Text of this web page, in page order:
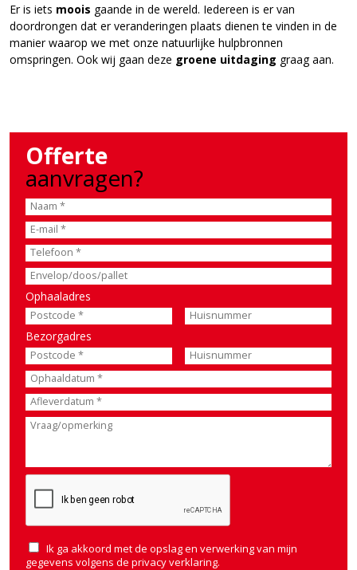
Er is iets moois gaande in de wereld. Iedereen is er van
doordrongen dat er veranderingen plaats dienen te vinden in de
manier waarop we met onze natuurlijke hulpbronnen
omspringen. Ook wij gaan deze groene uitdaging graag aan.
Offerte
aanvragen?
Ophaaladres
Bezorgadres
Ik ga akkoord met de opslag en verwerking van mijn
gegevens volgens de privacy verklaring.